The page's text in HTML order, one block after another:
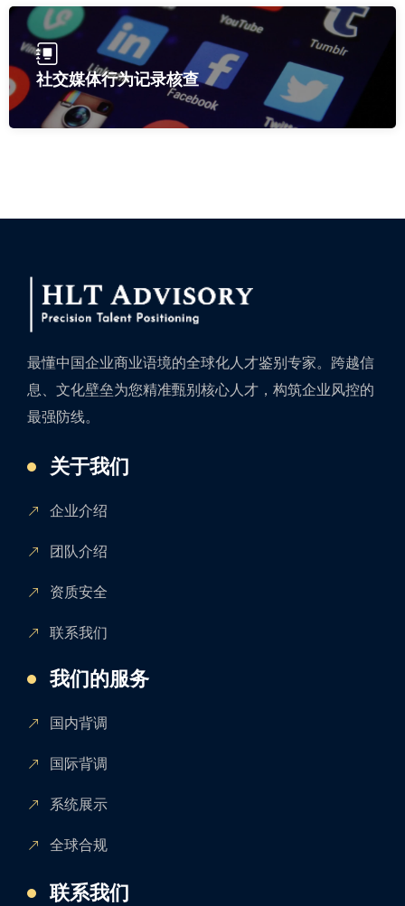
社交媒体行为记录核查
最懂中国企业商业语境的全球化人才鉴别专家。跨越信
息、文化壁垒为您精准甄别核心人才，构筑企业风控的
最强防线。
关于我们
企业介绍
团队介绍
资质安全
联系我们
我们的服务
国内背调
国际背调
系统展示
全球合规
联系我们